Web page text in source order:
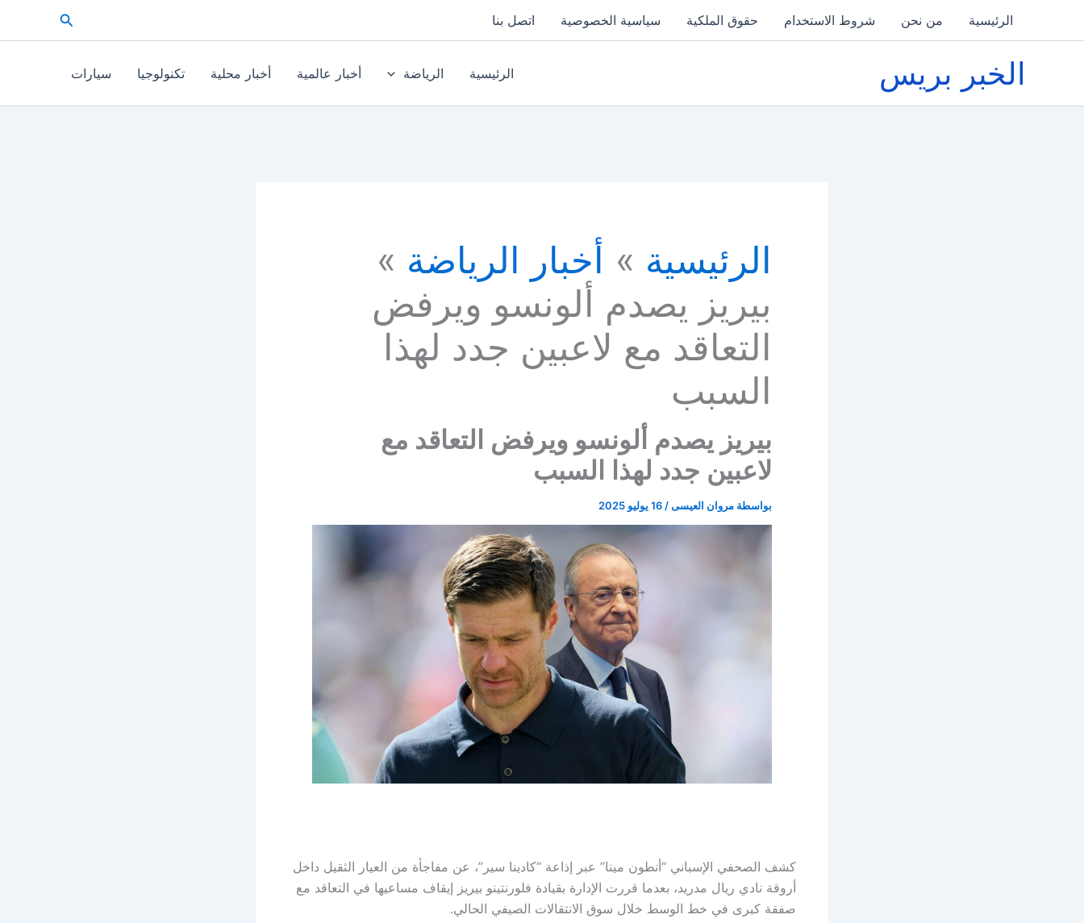
الرئيسية من نحن شروط الاستخدام حقوق الملكية سياسية الخصوصية اتصل بنا البحث
الخبر بريس الرئيسية الرياضة أخبار عالمية أخبار محلية تكنولوجيا سيارات
الرئيسية
أخبار الرياضة
بيريز يصدم ألونسو ويرفض
التعاقد مع لاعبين جدد لهذا
السبب
بيريز يصدم ألونسو ويرفض التعاقد مع
لاعبين جدد لهذا السبب
بواسطة مروان العيسى/ 16 يوليو 2025
كشف الصحفي الإسباني “أنطون مينا” عبر إذاعة “كادينا سير”، عن مفاجأة من العيار الثقيل داخل
أروقة نادي ريال مدريد، بعدما قررت الإدارة بقيادة فلورنتينو بيريز إيقاف مساعيها في التعاقد مع
صفقة كبرى في خط الوسط خلال سوق الانتقالات الصيفي الحالي.